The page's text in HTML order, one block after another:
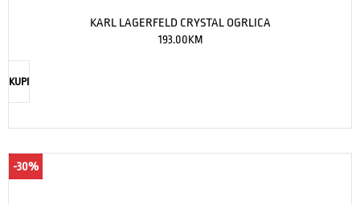
KARL LAGERFELD CRYSTAL OGRLICA
193.00KM
KUPI
-30%